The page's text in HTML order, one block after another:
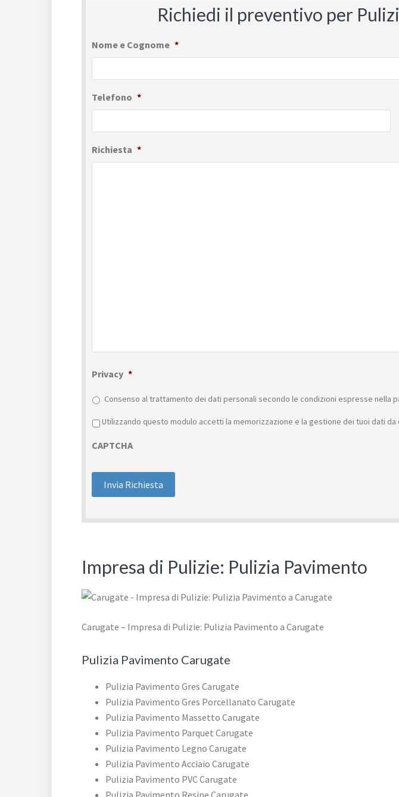
Richiedi il preventivo per
Nome e Cognome *
Telefono *
Richiesta *
Privacy *
Consenso al trattamento dei dati personali secondo le condizioni espresse nella
Privacy *
Utilizzando questo modulo accetti la memorizzazione e la gestione dei tuoi dati
CAPTCHA
Impresa di Pulizie: Pulizia Pavimento
Carugate – Impresa di Pulizie: Pulizia Pavimento a Carugate
Pulizia Pavimento Carugate
Pulizia Pavimento Gres Carugate
Pulizia Pavimento Gres Porcellanato Carugate
Pulizia Pavimento Massetto Carugate
Pulizia Pavimento Parquet Carugate
Pulizia Pavimento Legno Carugate
Pulizia Pavimento Acciaio Carugate
Pulizia Pavimento PVC Carugate